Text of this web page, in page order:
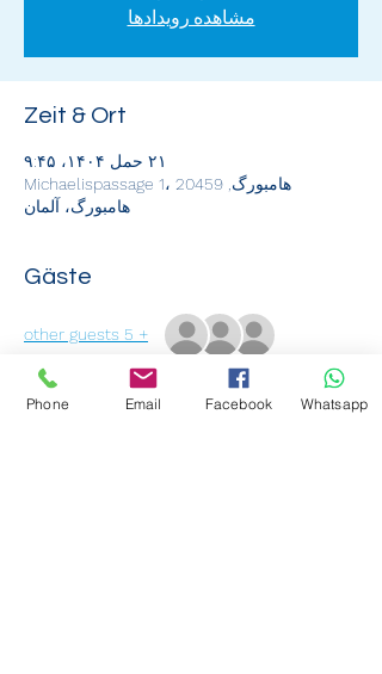
مشاهده رویدادها
Zeit & Ort
۲۱ حمل ۱۴۰۴، ۹:۴۵
هامبورگ, Michaelispassage 1، 20459
هامبورگ، آلمان
Gäste
+ 5 other guests
Über die Veranstaltung
Phone Email Facebook Whatsapp